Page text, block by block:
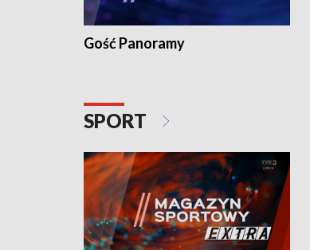
Gość Panoramy
SPORT